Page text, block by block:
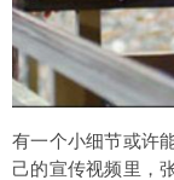
有一个小细节或许
己的宣传视频里，